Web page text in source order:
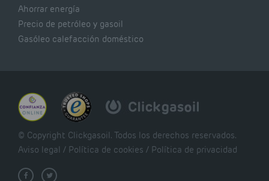
Ahorrar energía
Precio de petróleo y gasoil
Gasóleo calefacción doméstico
© Copyright Clickgasoil. Todos los derechos reservados.
Aviso legal / Política de cookies / Política de privacidad